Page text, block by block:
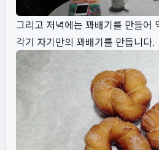
그리고 저녁에는 꽈배기를 만들어
각기 자기만의 꽈배기를 만듭니다.